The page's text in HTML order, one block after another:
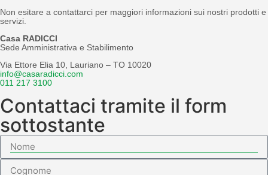
Non esitare a contattarci per maggiori informazioni sui nostri prodotti e
servizi.
Casa RADICCI
Sede Amministrativa e Stabilimento
Via Ettore Elia 10, Lauriano – TO 10020
info@casaradicci.com
011 217 3100
Contattaci tramite il form
sottostante